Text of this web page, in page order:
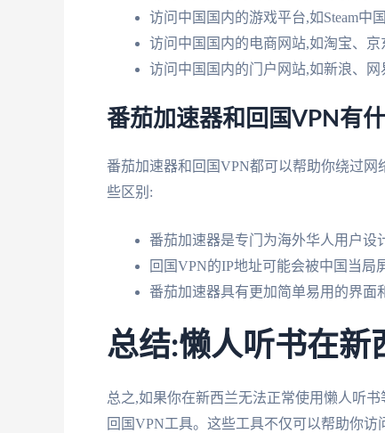
访问中国国内的游戏平台,如Steam中
访问中国国内的电商网站,如淘宝、京
访问中国国内的门户网站,如新浪、网
番茄加速器和回国VPN有
番茄加速器和回国VPN都可以帮助你绕过
些区别:
番茄加速器是专门为海外华人用户设
回国VPN的IP地址可能会被中国当局
番茄加速器具有更加简单易用的界面
总结:懒人听书在新
总之,如果你在新西兰无法正常使用懒人听
回国VPN工具。这些工具不仅可以帮助你